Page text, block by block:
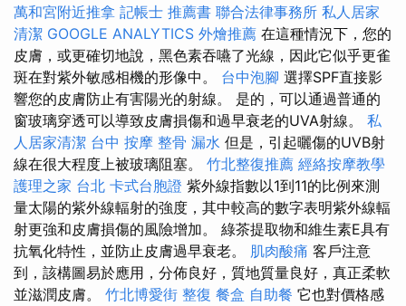
萬和宮附近推拿 記帳士 推薦書 聯合法律事務所 私人居家
清潔 GOOGLE ANALYTICS 外燴推薦 在這種情況下，您的
皮膚，或更確切地說，黑色素吞嚥了光線，因此它似乎更雀
斑在對紫外敏感相機的形像中。 台中泡腳 選擇SPF直接影
響您的皮膚防止有害陽光的射線。 是的，可以通過普通的
窗玻璃穿透可以導致皮膚損傷和過早衰老的UVA射線。 私
人居家清潔 台中 按摩 整骨 漏水 但是，引起曬傷的UVB射
線在很大程度上被玻璃阻塞。 竹北整復推薦 經絡按摩教學
護理之家 台北 卡式台胞證 紫外線指數以1到11的比例來測
量太陽的紫外線輻射的強度，其中較高的數字表明紫外線輻
射更強和皮膚損傷的風險增加。 綠茶提取物和維生素E具有
抗氧化特性，並防止皮膚過早衰老。 肌肉酸痛 客戶注意
到，該構圖易於應用，分佈良好，質地質量良好，真正柔軟
並滋潤皮膚。 竹北博愛街 整復 餐盒 自助餐 它也對價格感